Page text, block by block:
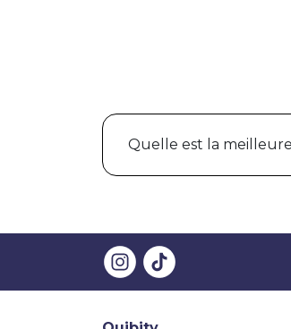
Quelle est la